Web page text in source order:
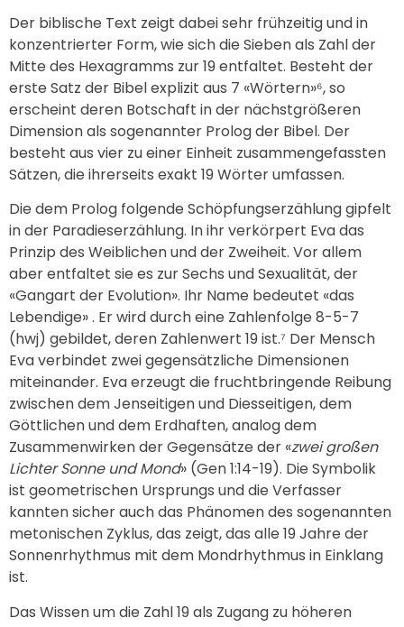
Der biblische Text zeigt dabei sehr frühzeitig und in
konzentrierter Form, wie sich die Sieben als Zahl der
Mitte des Hexagramms zur 19 entfaltet. Besteht der
erste Satz der Bibel explizit aus 7 «Wörtern»⁶, so
erscheint deren Botschaft in der nächstgrößeren
Dimension als sogenannter Prolog der Bibel. Der
besteht aus vier zu einer Einheit zusammengefassten
Sätzen, die ihrerseits exakt 19 Wörter umfassen.
Die dem Prolog folgende Schöpfungserzählung gipfelt
in der Paradieserzählung. In ihr verkörpert Eva das
Prinzip des Weiblichen und der Zweiheit. Vor allem
aber entfaltet sie es zur Sechs und Sexualität, der
«Gangart der Evolution». Ihr Name bedeutet «das
Lebendige» . Er wird durch eine Zahlenfolge 8-5-7
(hwj) gebildet, deren Zahlenwert 19 ist.⁷ Der Mensch
Eva verbindet zwei gegensätzliche Dimensionen
miteinander. Eva erzeugt die fruchtbringende Reibung
zwischen dem Jenseitigen und Diesseitigen, dem
Göttlichen und dem Erdhaften, analog dem
Zusammenwirken der Gegensätze der «zwei großen
Lichter Sonne und Mond» (Gen 1:14-19). Die Symbolik
ist geometrischen Ursprungs und die Verfasser
kannten sicher auch das Phänomen des sogenannten
metonischen Zyklus, das zeigt, das alle 19 Jahre der
Sonnenrhythmus mit dem Mondrhythmus in Einklang
ist.
Das Wissen um die Zahl 19 als Zugang zu höheren